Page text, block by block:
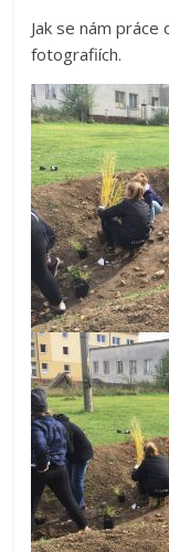
Jak se nám
fotografiích.